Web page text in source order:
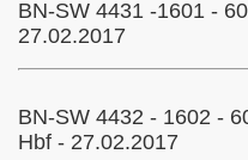
BN-SW 4431 -1601 -
27.02.2017
BN-SW 4432 - 1602 -
Hbf - 27.02.2017